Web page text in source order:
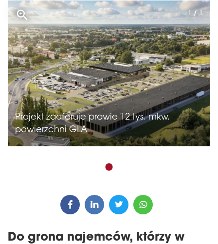
Projekt zaoferuje prawie 12 tys. mkw.
powierzchni GLA
1 / 1
Do grona najemców, którzy w